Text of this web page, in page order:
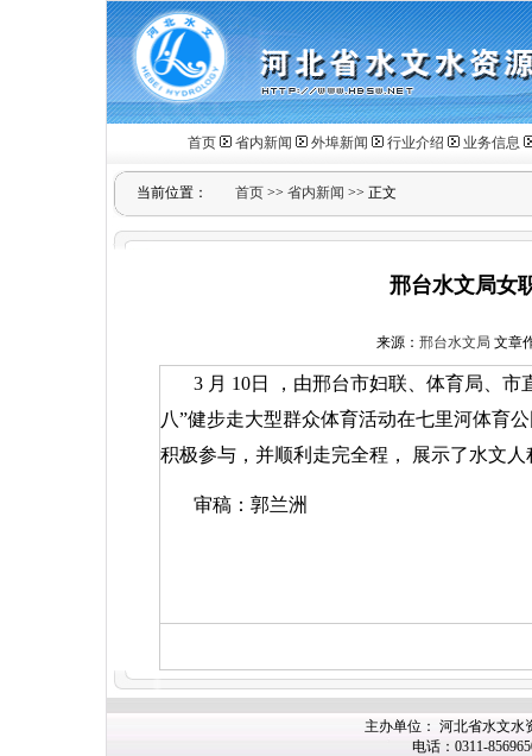
首页 省内新闻 外埠新闻 行业介绍 业务信息
当前位置： 首页 >> 省内新闻 >> 正文
邢台水文局女
来源： 邢台水文局 文章
3 月 10日
，由邢台市妇联、体育局、
八”健步走大型群众体育活动在七里河体育
积极参与，并顺利走完全程，
展示了水文
审稿：郭兰洲
主办单位： 河北省水文水
电话：0311-